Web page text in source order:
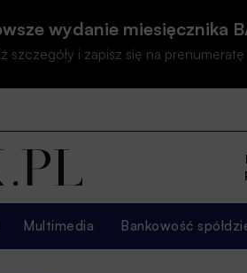
wydanie miesięcznika
szczegóły i zapisz się na
Multimedia Bankowość